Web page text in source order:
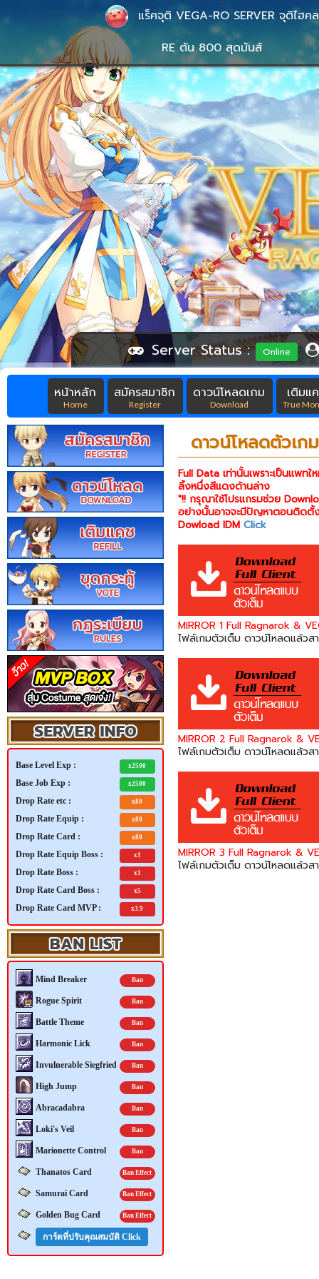
แร็คจุติ VEGA-RO SERVER จุติไฮค
RE ตัน 800 สุดมันส์
Server Status : Online
หน้าหลัก
Home
สมัครสมาชิก
Register
ดาวน์โหลดเกม
Download
เติมแ
True
Base Level Exp : x2500
Base Job Exp : x2500
Drop Rate etc : x80
Drop Rate Equip : x80
Drop Rate Card : x80
Drop Rate Equip Boss : x1
Drop Rate Boss : x1
Drop Rate Card Boss : x5
Drop Rate Card MVP : x3.9
Mind Breaker Ban
Rogue Spirit Ban
Battle Theme Ban
Harmonic Lick Ban
Invulnerable Siegfried Ban
High Jump Ban
Abracadabra Ban
Loki's Veil Ban
Marionette Control Ban
Thanatos Card Ban Effect
Samurai Card Ban Effect
Golden Bug Card Ban Effect
การ์ดที่ปรับคุณสมบัติ Click
ดาวน์โหลดตัวเ
Full Data เท่านั้นเพราะเป็นแพท
ลิ้งหนึ่งสีแดงด้านล่าง
"!! กรุณาใช้โปรแกรมช่วย
อย่างนั้นอาจจะมีปัญหาตอนติดตั้
Dowload IDM Click
MIRROR 1 Full Ragnarok &
ไฟล์เกมตัวเต็ม ดาวน์โหลดแล้วส
MIRROR 2 Full Ragnarok &
ไฟล์เกมตัวเต็ม ดาวน์โหลดแล้วส
MIRROR 3 Full Ragnarok &
ไฟล์เกมตัวเต็ม ดาวน์โหลดแล้วส